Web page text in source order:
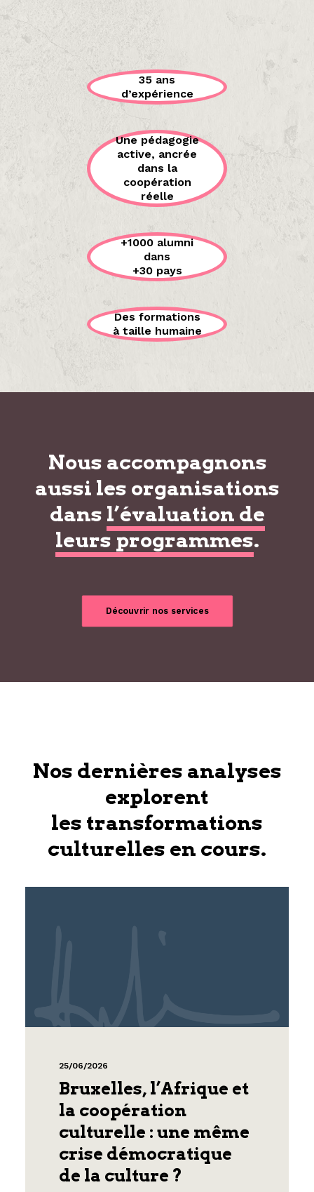
35 ans
d’expérience
Une pédagogie
active, ancrée
dans la
coopération
réelle
+1000 alumni
dans
+30 pays
Des formations
à taille humaine
Nous accompagnons
aussi les organisations
dans l’évaluation de
leurs programmes.
Découvrir nos services
Nos dernières analyses
explorent
les transformations
culturelles en cours.
25/06/2026
Bruxelles, l’Afrique et
la coopération
culturelle : une même
crise démocratique
de la culture ?